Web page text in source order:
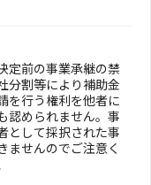
定前の事業承継の禁
分割等により補助金
を行う権利を他者に
認められません。事
として採択された事
ませんのでご注意く